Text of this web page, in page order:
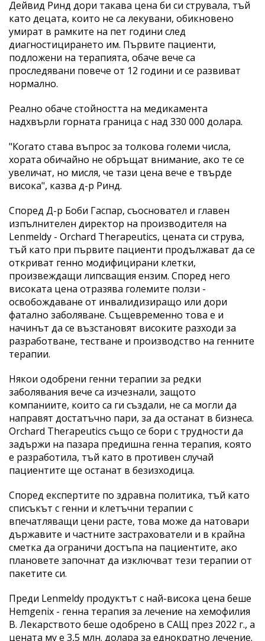
Дейвид Ринд дори такава цена би си струвала, тъй
като децата, които не са лекувани, обикновено
умират в рамките на пет години след
диагностицирането им. Първите пациенти,
подложени на терапията, обаче вече са
проследявани повече от 12 години и се развиват
нормално.
Реално обаче стойността на медикамента
надхвърли горната граница с над 330 000 долара.
"Когато става въпрос за толкова големи числа,
хората обичайно не обръщат внимание, ако те се
увеличат, но мисля, че тази цена вече е твърде
висока", казва д-р Ринд.
Според Д-р Боби Гаспар, съосновател и главен
изпълнителен директор на производителя на
Lenmeldy - Orchard Therapeutics, цената си струва,
тъй като при първите пациенти продължават да се
откриват генно модифицирани клетки,
произвеждащи липсващия ензим. Според него
високата цена отразява големите ползи -
освобождаване от инвалидизиращо или дори
фатално заболяване. Същевременно това е и
начинът да се възстановят високите разходи за
разработване, тестване и производство на генните
терапии.
Някои одобрени генни терапии за редки
заболявания вече са изчезнали, защото
компаниите, които са ги създали, не са могли да
направят достатъчно пари, за да останат в бизнеса.
Orchard Therapeutics също се бори с трудности да
задържи на пазара предишна генна терапия, която
е разработила, тъй като в противен случай
пациентите ще останат в безизходица.
Според експертите по здравна политика, тъй като
списъкът с генни и клетъчни терапии с
впечатляващи цени расте, това може да натовари
държавите и частните застрахователи и в крайна
сметка да ограничи достъпа на пациентите, ако
плановете започнат да изключват тези терапии от
пакетите си.
Преди Lenmeldy продуктът с най-висока цена беше
Hemgenix - генна терапия за лечение на хемофилия
В. Лекарството беше одобрено в САЩ през 2022 г., а
цената му е 3,5 млн. долара за еднократно лечение.